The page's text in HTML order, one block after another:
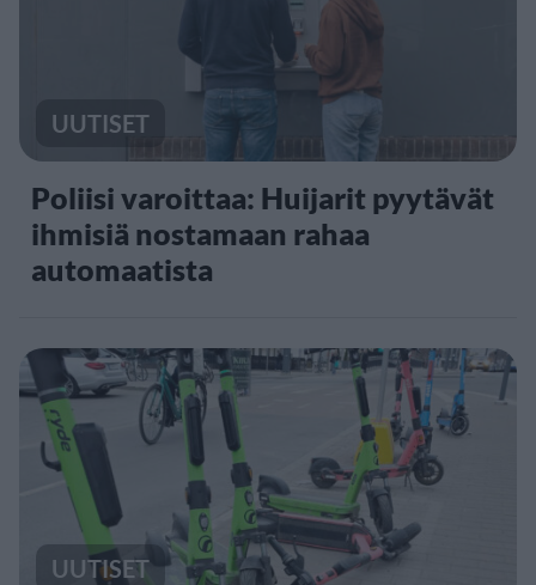
UUTISET
Poliisi varoittaa: Huijarit pyytävät
ihmisiä nostamaan rahaa
automaatista
UUTISET